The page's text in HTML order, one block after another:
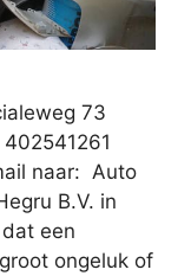
73
naar: Auto
B.V. in
een
ongeluk of